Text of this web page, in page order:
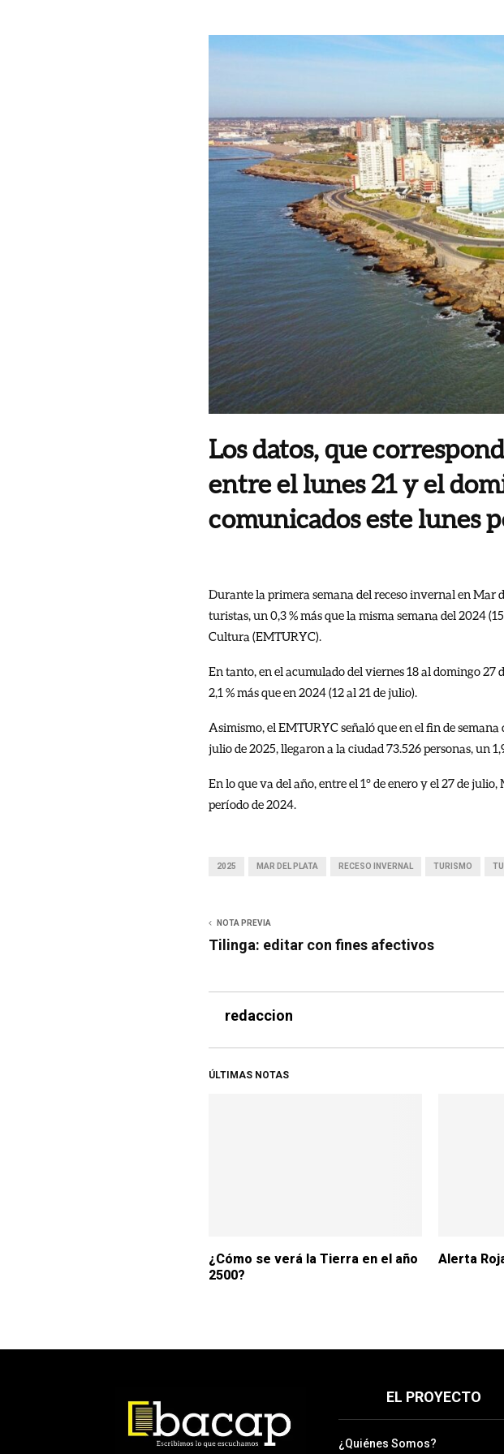
Los datos, que
entre el lunes 21 y el
comunicados este lunes
Durante la primera semana del receso invernal en Mar
turistas, un 0,3 % más que la misma semana del 2024
Cultura (EMTURYC).
En tanto, en el acumulado del viernes 18 al domingo
2,1 % más que en 2024 (12 al 21 de julio).
Asimismo, el EMTURYC señaló que en el fin de
julio de 2025, llegaron a la ciudad 73.526 personas, un
En lo que va del año, entre el 1° de enero y el 27 de
período de 2024.
2025 MAR DEL PLATA RECESO INVERNAL TURISMO
NOTA PREVIA
Tilinga: editar con fines afectivos
redaccion
ÚLTIMAS NOTAS
¿Cómo se verá la Tierra en el año
2500?
Alerta
EL PROYECTO
¿Quiénes Somos?